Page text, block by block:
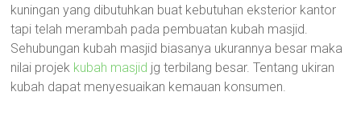
kuningan yang dibutuhkan buat kebutuhan eksterior kantor
tapi telah merambah pada pembuatan kubah masjid.
Sehubungan kubah masjid biasanya ukurannya besar maka
nilai projek kubah masjid jg terbilang besar. Tentang ukiran
kubah dapat menyesuaikan kemauan konsumen.